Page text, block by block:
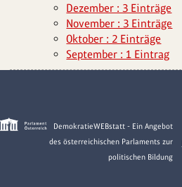
Dezember : 3 Einträge
November : 3 Einträge
Oktober : 2 Einträge
September : 1 Eintrag
DemokratieWEBstatt - Ein Angebot
des österreichischen Parlaments zur
politischen Bildung